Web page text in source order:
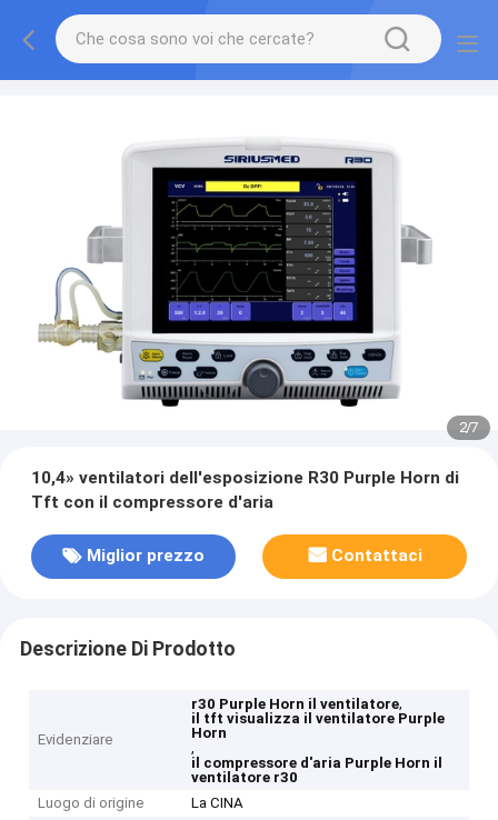
2/7
10,4» ventilatori dell'esposizione R30 Purple Horn di
Tft con il compressore d'aria
Miglior prezzo Contattaci
Descrizione Di Prodotto
Evidenziare
r30 Purple Horn il ventilatore,
il tft visualizza il ventilatore Purple
Horn
,
il compressore d'aria Purple Horn il
ventilatore r30
Luogo di origine
La CINA